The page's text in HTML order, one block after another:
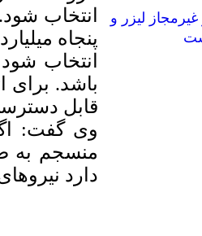
لیزر و
انتخاب
پنجاه
انتخاب
باشد. برای
قابل
وی گفت:
منسجم به
دارد